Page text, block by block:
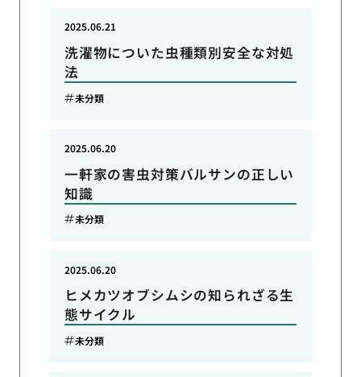
洗濯物についた虫種類別安全な対処
法
2025.06.21
未分類
一軒家の害虫対策バルサンの正しい
知識
2025.06.20
未分類
ヒメカツオブシムシの知られざる生
態サイクル
2025.06.20
未分類